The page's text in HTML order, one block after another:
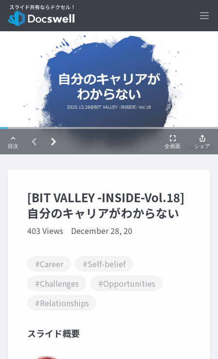
[BIT VALLEY -INSIDE-Vol.18]
自分のキャリアがわからない
403 Views December 28, 20
#Career
#Self-belief
#Challenges
#Opportunities
#Relationships
スライド概要